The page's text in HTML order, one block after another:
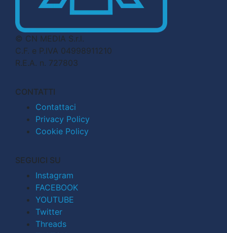
© CN MEDIA S.r.l.
C.F. e P.IVA 04998911210
R.E.A. n. 727803
CONTATTI
Contattaci
Privacy Policy
Cookie Policy
SEGUICI SU
Instagram
FACEBOOK
YOUTUBE
Twitter
Threads